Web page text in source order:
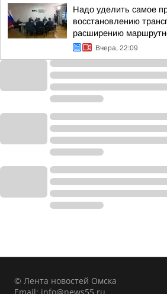
Надо уделить самое
восстановлению
расширению
Вчера, 22:09
© Лента новостей Омска